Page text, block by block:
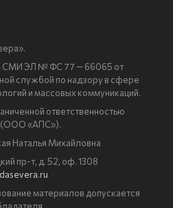
СМИ ЭЛ № ФС 77 — 66065 от
службой по надзору в сфере
и массовых коммуникаций.
ответственностью
(ООО «АПС»).
Наталья Михайловна
пр-т, д. 52, оф. 1308
материалов допускается